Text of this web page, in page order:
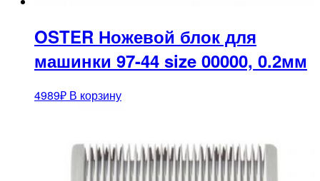
OSTER Ножевой блок для
машинки 97-44 size 00000, 0.2мм
4989₽ В корзину